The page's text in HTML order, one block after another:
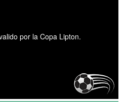
por la Copa Lipton.